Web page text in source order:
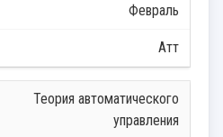
Февраль
Атт
Теория автоматического
управления